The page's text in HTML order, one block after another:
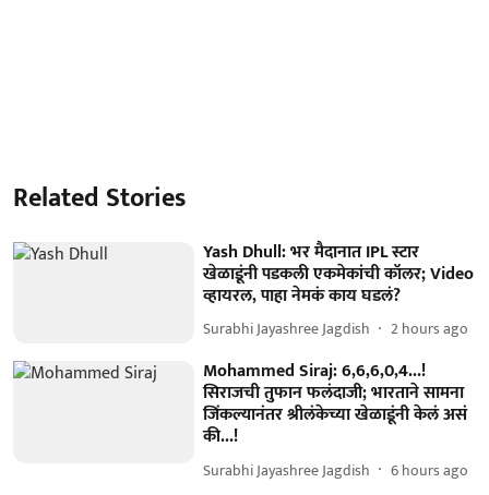
Related Stories
Yash Dhull: भर मैदानात IPL स्टार
खेळाडूंनी पडकली एकमेकांची कॉलर; Video
व्हायरल, पाहा नेमकं काय घडलं?
Surabhi Jayashree Jagdish 2 hours ago
Mohammed Siraj: 6,6,6,0,4...!
सिराजची तुफान फलंदाजी; भारताने सामना
जिंकल्यानंतर श्रीलंकेच्या खेळाडूंनी केलं असं
की...!
Surabhi Jayashree Jagdish 6 hours ago